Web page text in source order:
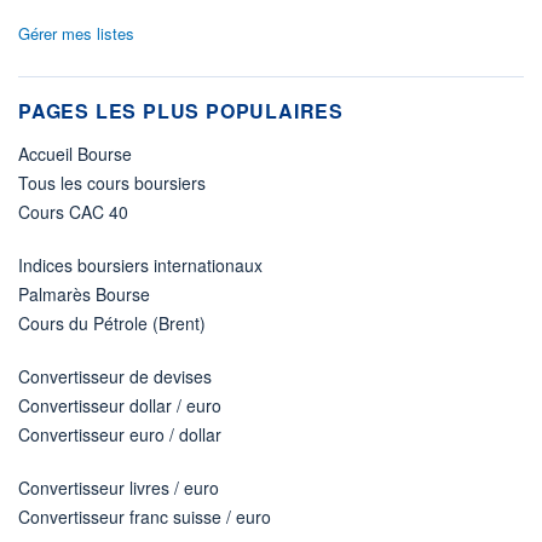
Gérer mes listes
PAGES LES PLUS POPULAIRES
Accueil Bourse
Tous les cours boursiers
Cours CAC 40
Indices boursiers internationaux
Palmarès Bourse
Cours du Pétrole (Brent)
Convertisseur de devises
Convertisseur dollar / euro
Convertisseur euro / dollar
Convertisseur livres / euro
Convertisseur franc suisse / euro